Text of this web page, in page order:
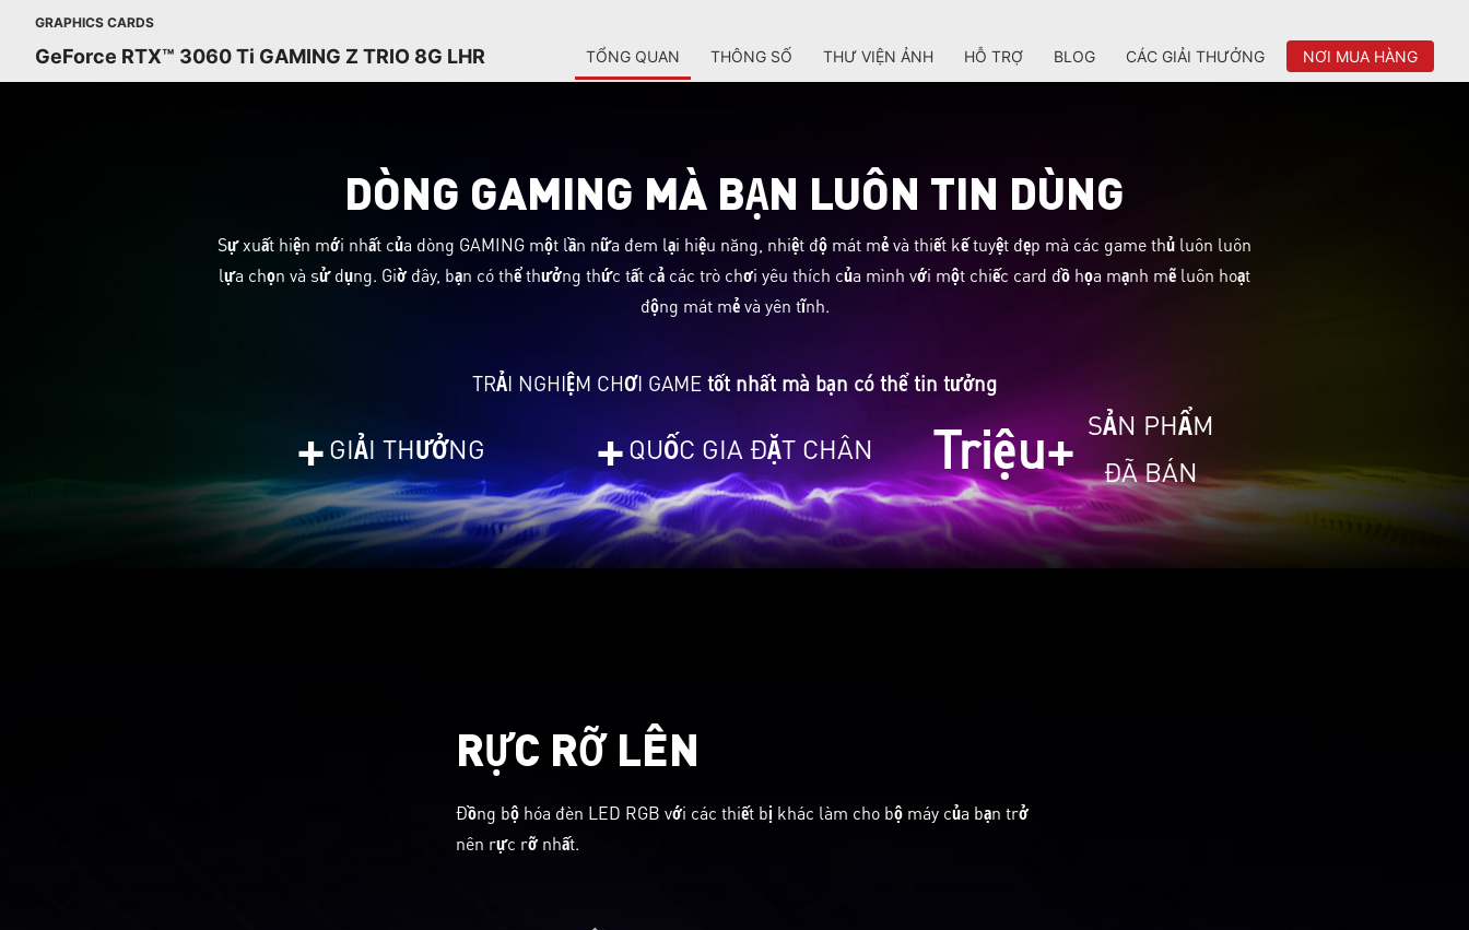
GRAPHICS CARDS
GeForce RTX™ 3060 Ti GAMING Z TRIO 8G LHR TỔNG QUAN THÔNG SỐ THƯ VIỆN ẢNH HỖ TRỢ BLOG CÁC GIẢI THƯỞNG NƠI MUA HÀNG
DÒNG GAMING MÀ BẠN LUÔN TIN DÙNG
Sự xuất hiện mới nhất của dòng GAMING một lần nữa đem lại hiệu năng, nhiệt độ mát mẻ và thiết kế tuyệt đẹp mà các game thủ luôn luôn
lựa chọn và sử dụng. Giờ đây, bạn có thể thưởng thức tất cả các trò chơi yêu thích của mình với một chiếc card đồ họa mạnh mẽ luôn hoạt
động mát mẻ và yên tĩnh.
TRẢI NGHIỆM CHƠI GAME tốt nhất mà bạn có thể tin tưởng
+GIẢI THƯỞNG +QUỐC GIA ĐẶT CHÂN Triệu+ SẢN PHẨM
ĐÃ BÁN
RỰC RỠ LÊN
Đồng bộ hóa đèn LED RGB với các thiết bị khác làm cho bộ máy của bạn trở
nên rực rỡ nhất.